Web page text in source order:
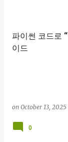
파이썬 코드로
이드
on October 13, 2025
0